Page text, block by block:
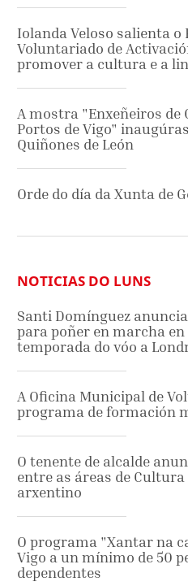
Iolanda Veloso salienta o
Voluntariado de
promover a cultura e a
A mostra "Enxeñeiros de
Portos de Vigo"
Quiñones de León
Orde do día da Xunta de
NOTICIAS DO LUNS
Santi Domínguez
para poñer en marcha
temporada do vóo a
A Oficina Municipal de
programa de formación
O tenente de alcalde
entre as áreas de
arxentino
O programa "Xantar na
Vigo a un mínimo de 50
dependentes